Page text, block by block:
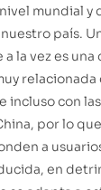
mundial y
país.
la vez es una
relacionada
incluso con
por lo
a
en